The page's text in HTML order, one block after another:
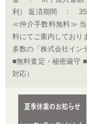
利） 返済期間 ： 35
≪仲介手数料無料≫ 当
料にてご案内しており
多数の「株式会社イン
■無料査定・秘密厳守
対応）